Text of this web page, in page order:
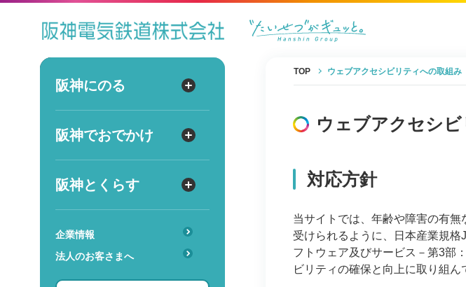
阪神にのる
阪神にのる
駅のサービス一覧
阪神でおでかけ
阪神でおでかけ
ホテル・旅行
ショッピング・グルメ
阪神とくらす
阪神とくらす
交通
企業情報
法人のお客さまへ
出発
到着
時
詳細設定
TOP ウェブアクセシビリティへの取組み
ウェブアクセシ
対応方針
当サイトでは、年齢や障害の有
受けられるように、日本産業規
フトウェア及びサービス－第3部
ビリティの確保と向上に取り組ん